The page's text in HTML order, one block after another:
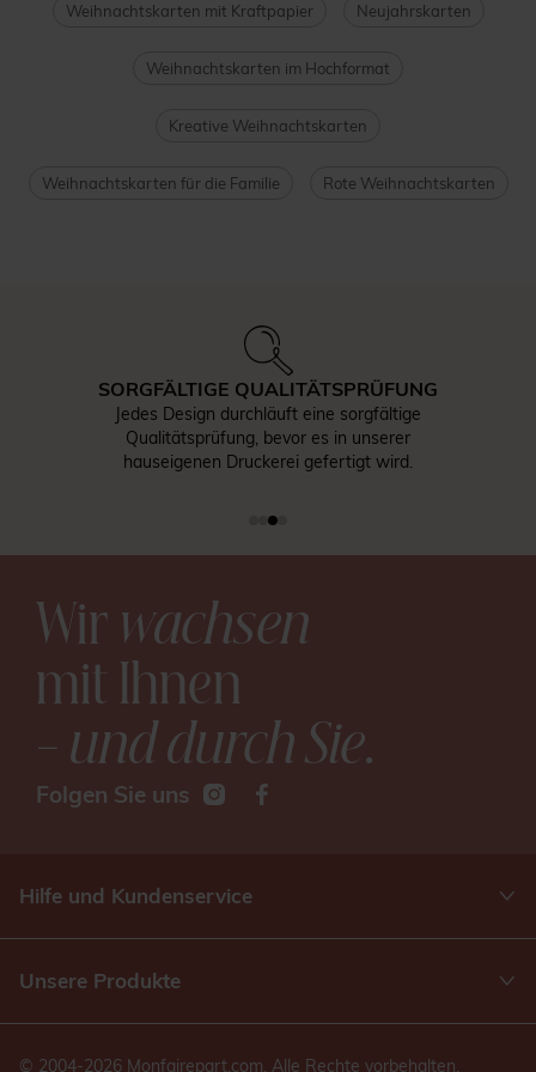
Weihnachtskarten mit Kraftpapier Neujahrskarten
Weihnachtskarten im Hochformat
Kreative Weihnachtskarten
Weihnachtskarten für die Familie Rote Weihnachtskarten
SORGFÄLTIGE QUALITÄTSPRÜFUNG
Jedes Design durchläuft eine sorgfältige
Qualitätsprüfung, bevor es in unserer
hauseigenen Druckerei gefertigt wird.
Wirwachsen
mit Ihnen
– und durch Sie.
Folgen Sie uns
Hilfe und Kundenservice
Unsere Produkte
© 2004-2026 Monfairepart.com. Alle Rechte vorbehalten.